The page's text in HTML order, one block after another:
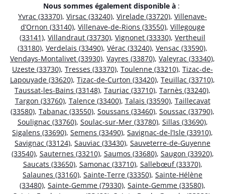
Nous sommes également disponible à :
Yvrac (33370), Virsac (33240), Virelade (33720), Villenave-
d’Ornon (33140), Villenave-de-Rions (33550), Villegouge
(33141), Villandraut (33730), Vignonet (33330), Vertheuil
(33180), Verdelais (33490), Vérac (33240), Vensac (33590),
Vendays-Montalivet (33930), Vayres (33870), Valeyrac (33340),
Uzeste (33730), Tresses (33370), Toulenne (33210), Tizac-de-
Lapouyade (33620), Tizac-de-Curton (33420), Teuillac (33710),
Taussat-les-Bains (33148), Tauriac (33710), Tarnès (33240),
Targon (33760), Talence (33400), Talais (33590), Taillecavat
(33580), Tabanac (33550), Soussans (33460), Soussac (33790),
Soulignac (33760), Soulac-sur-Mer (33780), Sillas (33690),
Sigalens (33690), Semens (33490), Savignac-de-l’Isle (33910),
Savignac (33124), Sauviac (33430), Sauveterre-de-Guyenne
(33540), Sauternes (33210), Saumos (33680), Saugon (33920),
Saucats (33650), Samonac (33710), Sallebœuf (33370),
Salaunes (33160), Sainte-Terre (33350), Sainte-Hélène
(33480), Sainte-Gemme (79330), Sainte-Gemme (33580),